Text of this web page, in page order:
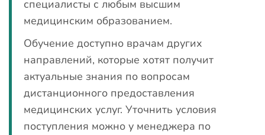
специалисты с любым высшим
медицинским образованием.
Обучение доступно врачам других
направлений, которые хотят получит
актуальные знания по вопросам
дистанционного предоставления
медицинских услуг. Уточнить условия
поступления можно у менеджера по